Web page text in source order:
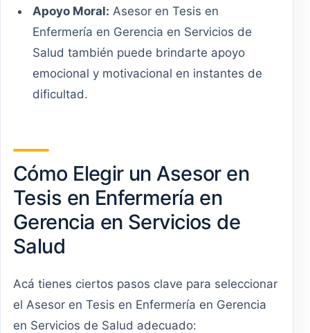
Apoyo Moral: Asesor en Tesis en
Enfermería en Gerencia en Servicios de
Salud también puede brindarte apoyo
emocional y motivacional en instantes de
dificultad.
Cómo Elegir un Asesor en
Tesis en Enfermería en
Gerencia en Servicios de
Salud
Acá tienes ciertos pasos clave para seleccionar
el Asesor en Tesis en Enfermería en Gerencia
en Servicios de Salud adecuado: